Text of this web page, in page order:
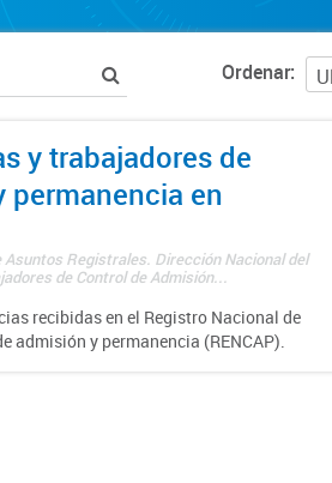
Ordenar
y trabajadores de
en
Registrales. Dirección Nacional del
de Control de Admisión...
recibidas en el Registro Nacional de
admisión y permanencia (RENCAP).